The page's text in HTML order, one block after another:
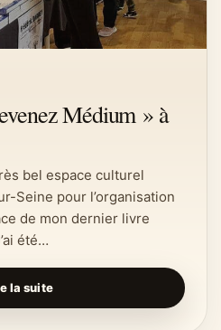
Médium » à
bel espace culturel
Seine pour l’organisation
de mon dernier livre
été…
la suite